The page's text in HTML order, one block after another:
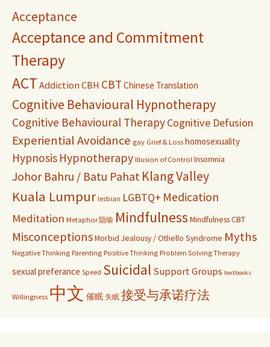
Acceptance
Acceptance and Commitment
Therapy
ACT Addiction CBH CBT Chinese Translation
Cognitive Behavioural Hypnotherapy
Cognitive Behavioural TherapyCognitive Defusion
Experiential Avoidance gay Grief & Loss homosexuality
Hypnosis Hypnotherapy Illusion of Control Insomnia
Johor Bahru / Batu Pahat Klang Valley
Kuala Lumpur lesbian LGBTQ+ Medication
Meditation Metaphor 隐喻 Mindfulness Mindfulness CBT
MisconceptionsMorbid Jealousy / Othello Syndrome Myths
Negative Thinking Parenting Positive Thinking Problem Solving Therapy
sexual preferance Speed SuicidalSupport Groups textbooks
Willingness 中文 催眠 失眠 接受与承诺疗法